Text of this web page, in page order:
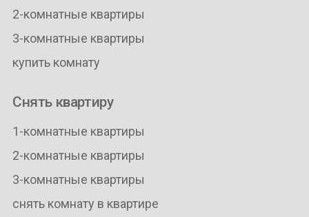
2-комнатные квартиры
3-комнатные квартиры
купить комнату
Снять квартиру
1-комнатные квартиры
2-комнатные квартиры
3-комнатные квартиры
снять комнату в квартире